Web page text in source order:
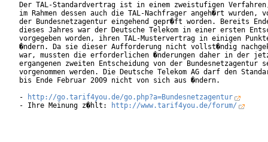
Der TAL-Standardvertrag ist in einem zweistufigen
im Rahmen dessen auch die TAL-Nachfrager angeh�rt wurden,
der Bundesnetzagentur eingehend gepr�ft worden. Bereits
dieses Jahres war der Deutsche Telekom in einer ersten
vorgegeben worden, ihren TAL-Mustervertrag in einigen
�ndern. Da sie dieser Aufforderung nicht vollst�ndig
war, mussten die erforderlichen �nderungen daher in der
ergangenen zweiten Entscheidung von der Bundesnetzagentur
vorgenommen werden. Die Deutsche Telekom AG darf den
bis Ende Februar 2009 nicht von sich aus �ndern.
-
http://go.tarif4you.de/go.php?a=Bundesnetzagentur
- Ihre Meinung z�hlt:
http://www.tarif4you.de/forum/